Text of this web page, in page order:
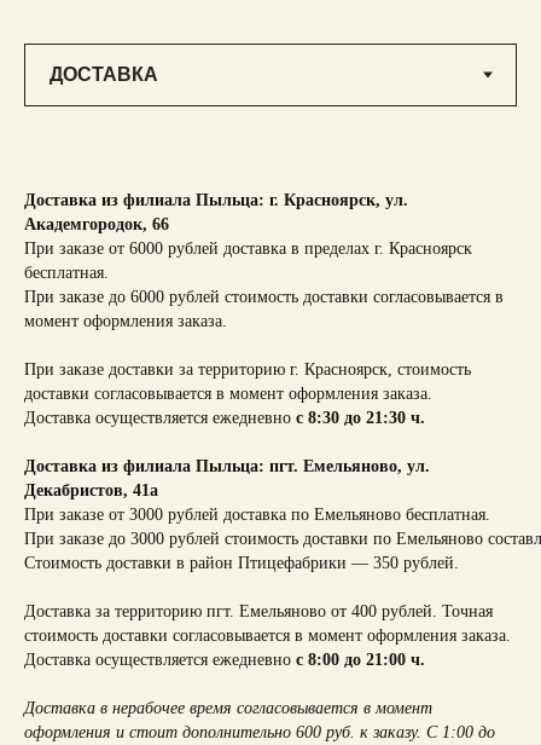
Доставка из филиала Пыльца: г. Красноярск, ул.
Академгородок, 66
При заказе от 6000 рублей доставка в пределах г. Красноярск
бесплатная.
При заказе до 6000 рублей стоимость доставки согласовывается в
момент оформления заказа.
При заказе доставки за территорию г. Красноярск, стоимость
доставки согласовывается в момент оформления заказа.
Доставка осуществляется ежедневно с 8:30 до 21:30 ч.
Доставка из филиала Пыльца: пгт. Емельяново, ул.
Декабристов, 41а
При заказе от 3000 рублей доставка по Емельяново бесплатная.
При заказе до 3000 рублей стоимость доставки по Емельяново
Стоимость доставки в район Птицефабрики — 350 рублей.
Доставка за территорию пгт. Емельяново от 400 рублей. Точная
стоимость доставки согласовывается в момент оформления заказа.
Доставка осуществляется ежедневно с 8:00 до 21:00 ч.
Доставка в нерабочее время согласовывается в момент
оформления и стоит дополнительно 600 руб. к заказу. С 1:00 до